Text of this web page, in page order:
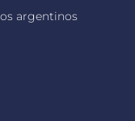
argentinos